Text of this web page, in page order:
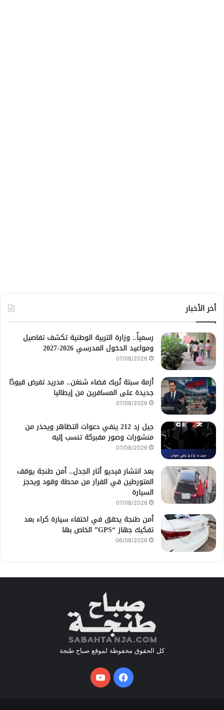
أخر الأخبار
رسمياً.. وزارة التربية الوطنية تكشف تفاصيل
ومواعيد الدخول المدرسي 2026-2027
07/08/2026
أزمة سبتة تُربك فضاء شنغن.. مدريد تفرض قيودًا
جديدة على المسافرين من إيطاليا
07/08/2026
جيل زد 212 ينفي دعوات التظاهر ويحذر من
منشورات وصور مفبركة تنسب إليه
07/08/2026
بعد انتشار فيديو أثار الجدل.. أمن طنجة يوقف
المتورطين في الفرار من محطة وقود ويحجز
السيارة
07/08/2026
أمن طنجة يحقق في اختفاء سيارة كراء بعد
تفكيك جهاز “GPS” الخاص بها
06/08/2026
كل الحقوق محفوظة لموقع صباح طنجة
فيسبوكيوتيوب